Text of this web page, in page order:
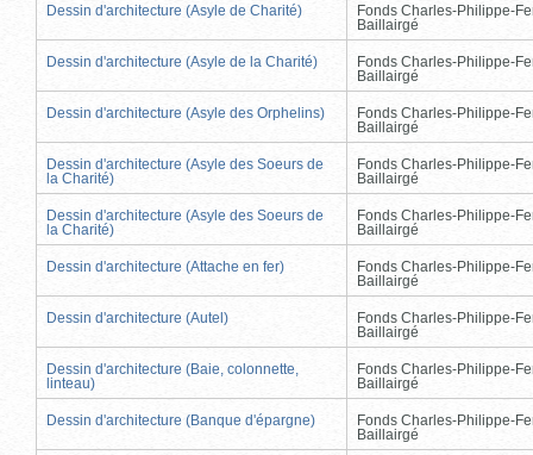
Dessin d'architecture (Asyle de Charité)
Fonds Charles-Philippe-
Baillairgé
Dessin d'architecture (Asyle de la Charité)
Fonds Charles-Philippe-
Baillairgé
Dessin d'architecture (Asyle des Orphelins)
Fonds Charles-Philippe-
Baillairgé
Dessin d'architecture (Asyle des Soeurs de
la Charité)
Fonds Charles-Philippe-
Baillairgé
Dessin d'architecture (Asyle des Soeurs de
la Charité)
Fonds Charles-Philippe-
Baillairgé
Dessin d'architecture (Attache en fer)
Fonds Charles-Philippe-
Baillairgé
Dessin d'architecture (Autel)
Fonds Charles-Philippe-
Baillairgé
Dessin d'architecture (Baie, colonnette,
linteau)
Fonds Charles-Philippe-
Baillairgé
Dessin d'architecture (Banque d'épargne)
Fonds Charles-Philippe-
Baillairgé